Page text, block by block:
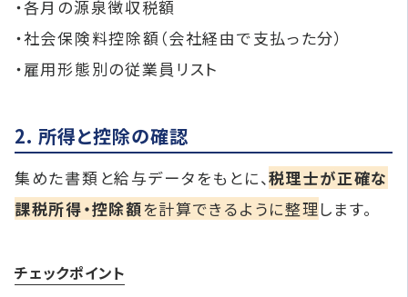
・各月の源泉徴収税額
・社会保険料控除額（会社経由で支払った分）
・雇用形態別の従業員リスト
2. 所得と控除の確認
集めた書類と給与データをもとに、税理士が正確な
課税所得・控除額を計算できるように整理 します。
チェックポイント